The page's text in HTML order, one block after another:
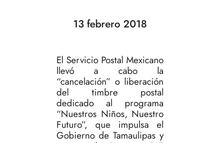
13 febrero 2018
El Servicio Postal Mexicano
llevó a cabo la
“cancelación” o liberación
del timbre postal
dedicado al programa
“Nuestros Niños, Nuestro
Futuro”, que impulsa el
Gobierno de Tamaulipas y